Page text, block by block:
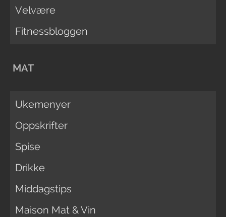
Velvære
Fitnessbloggen
MAT
Ukemenyer
Oppskrifter
Spise
Drikke
Middagstips
Maison Mat & Vin